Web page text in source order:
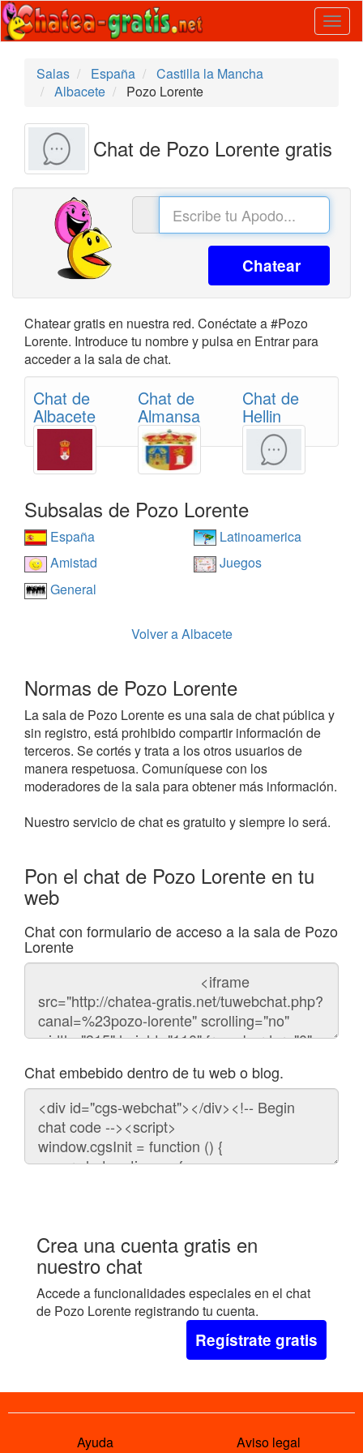
Salas
España
Castilla la Mancha
Albacete
Pozo Lorente
Chat de Pozo Lorente gratis
Chatear
Chatear gratis en nuestra red. Conéctate a #Pozo
Lorente. Introduce tu nombre y pulsa en Entrar para
acceder a la sala de chat.
Chat de
Albacete
Chat de
Almansa
Chat de
Hellin
Subsalas de Pozo Lorente
España
Latinoamerica
Amistad
Juegos
General
Volver a Albacete
Normas de Pozo Lorente
La sala de Pozo Lorente es una sala de chat pública y
sin registro, está prohibido compartir información de
terceros. Se cortés y trata a los otros usuarios de
manera respetuosa. Comuníquese con los
moderadores de la sala para obtener más información.
Nuestro servicio de chat es gratuito y siempre lo será.
Pon el chat de Pozo Lorente en tu
web
Chat con formulario de acceso a la sala de Pozo
Lorente
Código
chat
Chat embebido dentro de tu web o blog.
Código
para
embeber
chat
Crea una cuenta gratis en
nuestro chat
Accede a funcionalidades especiales en el chat
de Pozo Lorente registrando tu cuenta.
Regístrate gratis
Ayuda Aviso legal